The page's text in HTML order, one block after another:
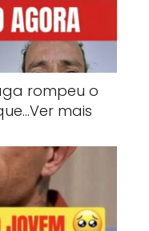
rompeu o
mais